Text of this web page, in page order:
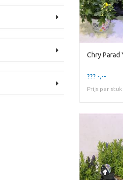
Chry Parad
??? -,--
Prijs per stuk